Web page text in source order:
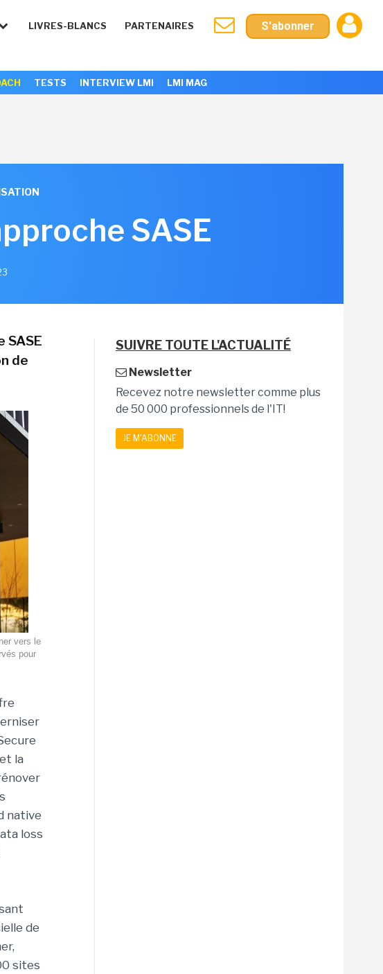
LIVRES-BLANCS PARTENAIRES S'abonner
TESTS INTERVIEW LMI LMI MAG
SASE
SASE
de
vers le
pour
la
native
loss
de
sites
SUIVRE TOUTE L'ACTUALITÉ
Newsletter
Recevez notre newsletter comme plus
de 50 000 professionnels de l'IT!
JE M'ABONNE